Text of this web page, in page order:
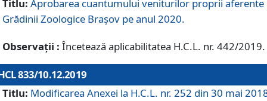
Titlu: Aprobarea cuantumului veniturilor proprii aferente
Grădinii Zoologice Braşov pe anul 2020.
Observații : Încetează aplicabilitatea H.C.L. nr. 442/2019.
833/10.12.2019
Titlu: Modificarea Anexei la H.C.L. nr. 252 din 30 mai